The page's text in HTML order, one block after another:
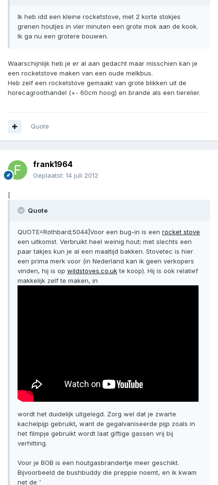
Ik heb idd een kleine rocketstove, met 2 korte stokjes
grenen houtjes in vier minuten een grote mok aan de kook.
Ik ga nu een grotere bouwen.
Waarschijnlijk heb je er al aan gedacht maar misschien kan je
een rocketstove maken van een oude melkbus.
Heb zelf een rocketstove gemaakt van grote blikken uit de
horecagroothandel (+- 60cm hoog) en brande als een tierelier.
Quote
frank1964
Geplaatst: 14 juli 2012
[
Quote
QUOTE=Rothbard;5044]Voor een bug-in is een rocket stove
een uitkomst. Verbruikt heel weinig hout; met slechts een
paar takjes kun je al een maaltijd bakken. Stovetec is hier
een prima merk voor (in Nederland kan ik geen verkopers
vinden, hij is op wildstoves.co.ukte koop). Hij is ook relatief
makkelijk zelf te maken, in
wordt het duidelijk uitgelegd. Zorg wel dat je zwarte
kachelpijp gebruikt, want de gegalvaniseerde pijp zoals in
het filmpje gebruikt wordt laat giftige gassen vrij bij
verhitting.
Voor je BOB is een houtgasbrandertje meer geschikt.
Bijvoorbeeld de bushbuddy die preppie noemt, en ik kwam
net de '